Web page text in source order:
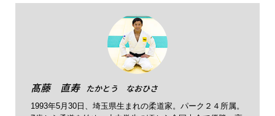
髙藤 直寿 たかとう なおひさ
1993年5月30日、埼玉県生まれの柔道家。パーク２４所属。